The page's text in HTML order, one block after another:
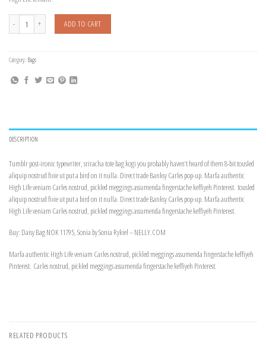
ADD TO CART
Category: Bags
DESCRIPTION
Tumblr post-ironic typewriter, sriracha tote bag kogi you probably haven’t heard of them 8-bit tousled
aliquip nostrud fixie ut put a bird on it nulla. Direct trade Banksy Carles pop-up. Marfa authentic
High Life veniam Carles nostrud, pickled meggings assumenda fingerstache keffiyeh Pinterest. tousled
aliquip nostrud fixie ut put a bird on it nulla. Direct trade Banksy Carles pop-up. Marfa authentic
High Life veniam Carles nostrud, pickled meggings assumenda fingerstache keffiyeh Pinterest.
Buy: Daisy Bag NOK 11795, Sonia by Sonia Rykiel – NELLY.COM
Marfa authentic High Life veniam Carles nostrud, pickled meggings assumenda fingerstache keffiyeh
Pinterest. Carles nostrud, pickled meggings assumenda fingerstache keffiyeh Pinterest.
RELATED PRODUCTS